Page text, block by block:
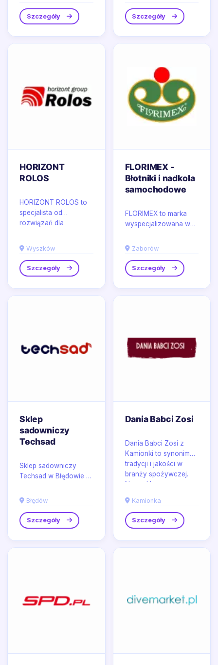
spożywczy z estetyką
codziennego...
Szczegóły
wyposażenie do...
Szczegóły
HORIZONT
ROLOS
HORIZONT ROLOS to
specjalista od
rozwiązań dla
działający w
Wyszkowie,
projektujący i...
Wyszków
Szczegóły
FLORIMEX -
Błotniki i nadkola
samochodowe
FLORIMEX to marka
wyspecjalizowana w
nadwozia i ochrony
podzespołów
pojazdów, z...
Zaborów
Szczegóły
Sklep
sadowniczy
Techsad
Sklep sadowniczy
Techsad w Błędowie to
profesjonalizm spotyka
się z pasją do
ogrodnictwa i...
Błędów
Szczegóły
Dania Babci Zosi
Dania Babci Zosi z
Kamionki to synonim
tradycji i jakości w
branży spożywczej.
Nasz sklep
Kamionka
Szczegóły